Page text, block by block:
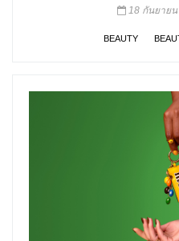
18 กันยายน
BEAUTY